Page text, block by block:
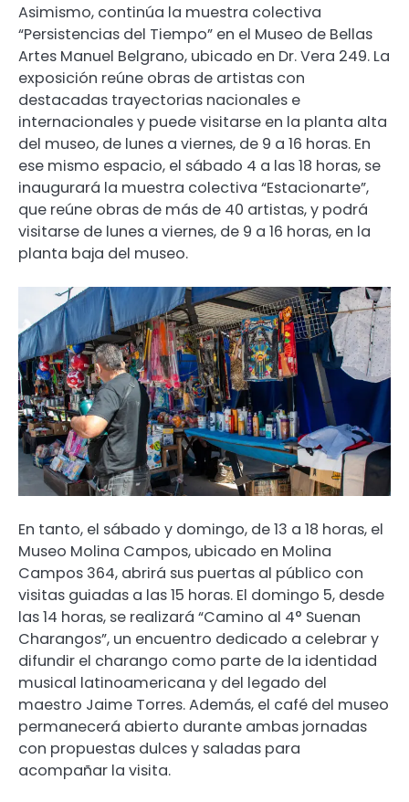
Asimismo, continúa la muestra colectiva
“Persistencias del Tiempo” en el Museo de Bellas
Artes Manuel Belgrano, ubicado en Dr. Vera 249. La
exposición reúne obras de artistas con
destacadas trayectorias nacionales e
internacionales y puede visitarse en la planta alta
del museo, de lunes a viernes, de 9 a 16 horas. En
ese mismo espacio, el sábado 4 a las 18 horas, se
inaugurará la muestra colectiva “Estacionarte”,
que reúne obras de más de 40 artistas, y podrá
visitarse de lunes a viernes, de 9 a 16 horas, en la
planta baja del museo.
En tanto, el sábado y domingo, de 13 a 18 horas, el
Museo Molina Campos, ubicado en Molina
Campos 364, abrirá sus puertas al público con
visitas guiadas a las 15 horas. El domingo 5, desde
las 14 horas, se realizará “Camino al 4° Suenan
Charangos”, un encuentro dedicado a celebrar y
difundir el charango como parte de la identidad
musical latinoamericana y del legado del
maestro Jaime Torres. Además, el café del museo
permanecerá abierto durante ambas jornadas
con propuestas dulces y saladas para
acompañar la visita.